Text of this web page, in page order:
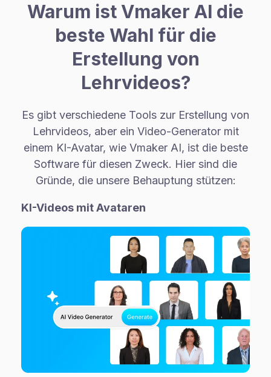
Warum ist Vmaker AI die
beste Wahl für die
Erstellung von
Lehrvideos?
Es gibt verschiedene Tools zur Erstellung von
Lehrvideos, aber ein Video-Generator mit
einem KI-Avatar, wie Vmaker AI, ist die beste
Software für diesen Zweck. Hier sind die
Gründe, die unsere Behauptung stützen:
KI-Videos mit Avataren